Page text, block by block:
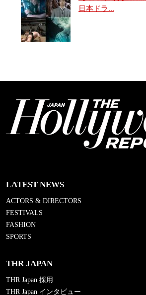
日本ドラ...
LATEST NEWS
ACTORS & DIRECTORS
FESTIVALS
FASHION
SPORTS
THR JAPAN
THR Japan 採用
THR Japan インタビュー